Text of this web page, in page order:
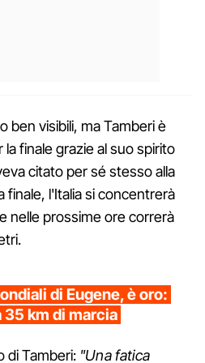
ben visibili, ma Tamberi è
finale grazie al suo spirito
citato per sé stesso alla
finale, l'Italia si concentrerà
nelle prossime ore correrà
di Eugene, è oro:
km di marcia
di Tamberi: "Una fatica